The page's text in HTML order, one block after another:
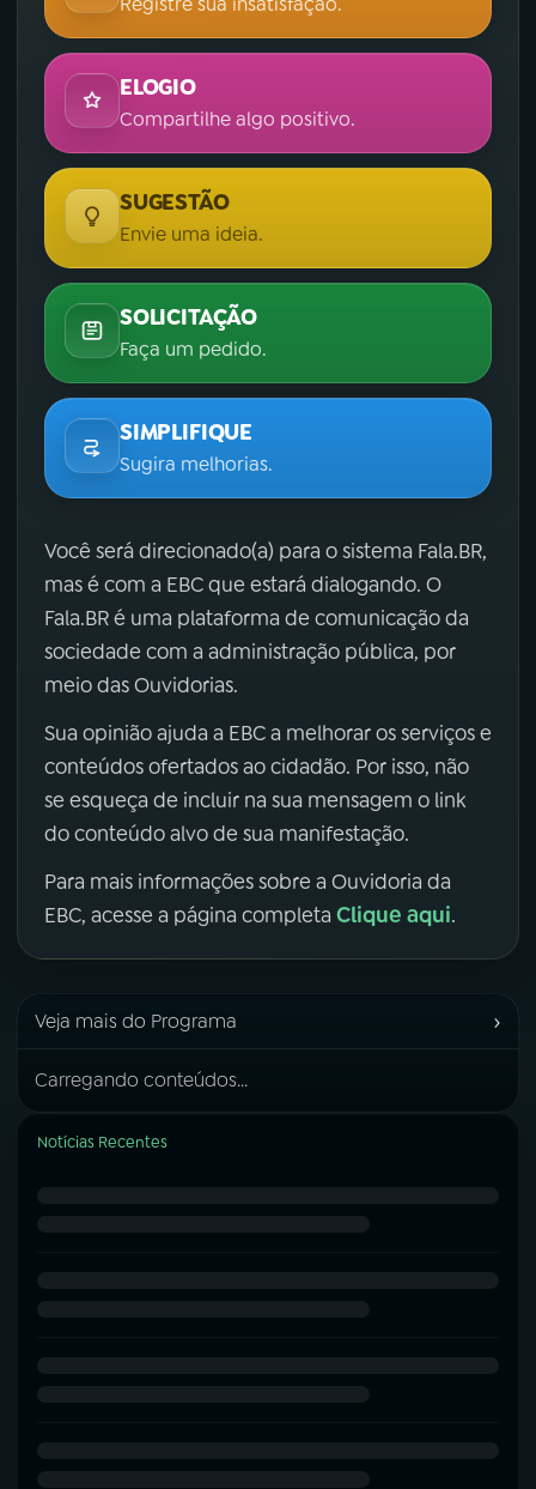
ELOGIO
Compartilhe algo positivo.
SUGESTÃO
Envie uma ideia.
SOLICITAÇÃO
Faça um pedido.
SIMPLIFIQUE
Sugira melhorias.
Você será direcionado(a) para o sistema Fala.BR,
mas é com a EBC que estará dialogando. O
Fala.BR é uma plataforma de comunicação da
sociedade com a administração pública, por
meio das Ouvidorias.
Sua opinião ajuda a EBC a melhorar os serviços e
conteúdos ofertados ao cidadão. Por isso, não
se esqueça de incluir na sua mensagem o link
do conteúdo alvo de sua manifestação.
Para mais informações sobre a Ouvidoria da
EBC, acesse a página completa Clique aqui.
Veja mais do Programa ›
Carregando conteúdos...
Notícias Recentes